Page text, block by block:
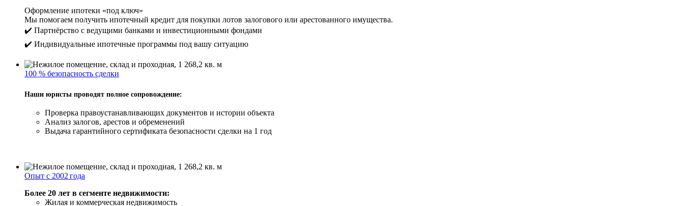
Оформление ипотеки «под ключ»
Мы помогаем получить ипотечный кредит для покупки лотов залогового или арестованного имущества.
✔️ Партнёрство с ведущими банками и инвестиционными фондами
✔️ Индивидуальные ипотечные программы под вашу ситуацию
100 % безопасность сделки
Наши юристы проводят полное сопровождение:
Проверка правоустанавливающих документов и истории объекта
Анализ залогов, арестов и обременений
Выдача гарантийного сертификата безопасности сделки на 1 год
Опыт с 2002 года
Более 20 лет в сегменте недвижимости:
Жилая и коммерческая недвижимость